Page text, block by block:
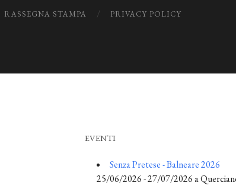
RASSEGNA STAMPA PRIVACY POLICY
EVENTI
Senza Pretese - Balneare 2026
25/06/2026 - 27/07/2026 a